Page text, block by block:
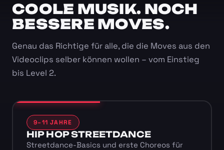
COOLE MUSIK. NOCH
BESSERE MOVES.
Genau das Richtige für alle, die die Moves aus den
Videoclips selber können wollen – vom Einstieg
bis Level 2.
9–11 JAHRE
HIP HOP STREETDANCE
Streetdance-Basics und erste Choreos für